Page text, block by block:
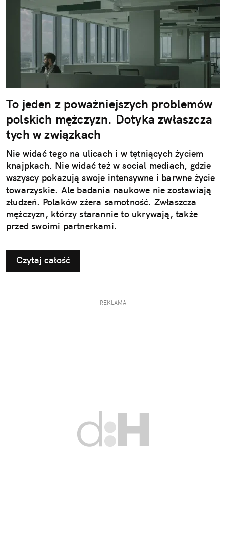
To jeden z poważniejszych problemów
polskich mężczyzn. Dotyka zwłaszcza
tych w związkach
Nie widać tego na ulicach i w tętniących życiem
knajpkach. Nie widać też w social mediach, gdzie
wszyscy pokazują swoje intensywne i barwne życie
towarzyskie. Ale badania naukowe nie zostawiają
złudzeń. Polaków zżera samotność. Zwłaszcza
mężczyzn, którzy starannie to ukrywają, także
przed swoimi partnerkami.
Czytaj całość
REKLAMA